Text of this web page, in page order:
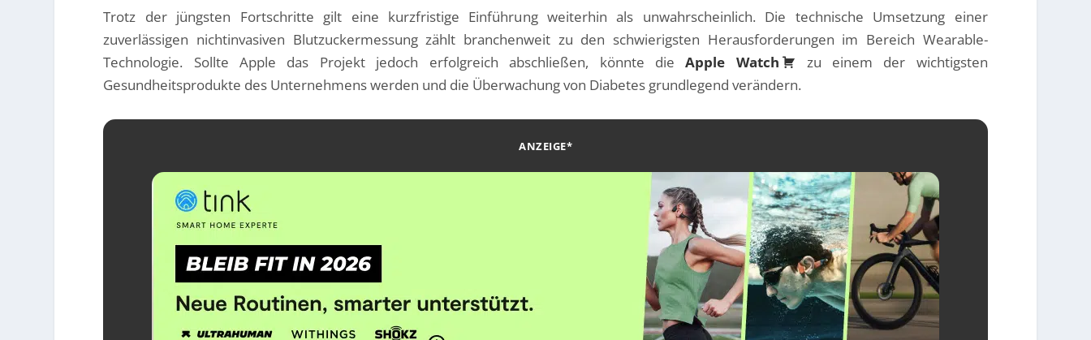
Trotz der jüngsten Fortschritte gilt eine kurzfristige Einführung weiterhin als unwahrscheinlich. Die technische Umsetzung einer
zuverlässigen nichtinvasiven Blutzuckermessung zählt branchenweit zu den schwierigsten Herausforderungen im Bereich Wearable-
Technologie. Sollte Apple das Projekt jedoch erfolgreich abschließen, könnte dieApple Watch
zu einem der wichtigsten
Gesundheitsprodukte des Unternehmens werden und die Überwachung von Diabetes grundlegend verändern.
ANZEIGE*